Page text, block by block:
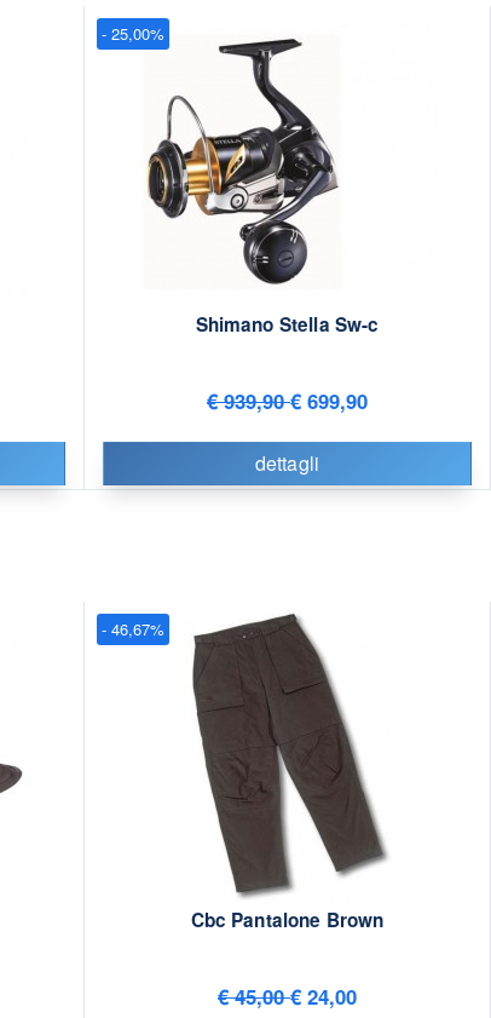
Shimano Stella Sw-c
€ 939,90€ 699,90
dettagli
- 25,00%
Cbc Pantalone Brown
€ 45,00€ 24,00
- 46,67%